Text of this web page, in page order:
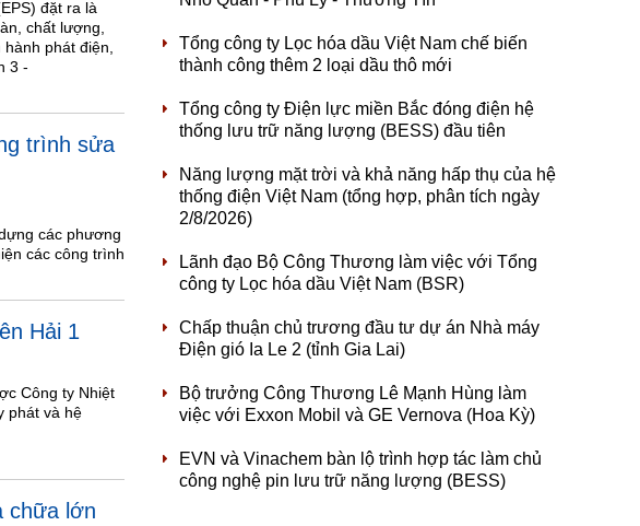
đặt ra là
chất lượng,
phát điện,
3 -
trình sửa
các phương
các công trình
Hải 1
Công ty Nhiệt
phát và hệ
chữa lớn
Tổng công ty Lọc hóa dầu Việt Nam chế biến
thành công thêm 2 loại dầu thô mới
Tổng công ty Điện lực miền Bắc đóng điện hệ
thống lưu trữ năng lượng (BESS) đầu tiên
Năng lượng mặt trời và khả năng hấp thụ của hệ
thống điện Việt Nam (tổng hợp, phân tích ngày
2/8/2026)
Lãnh đạo Bộ Công Thương làm việc với Tổng
công ty Lọc hóa dầu Việt Nam (BSR)
Chấp thuận chủ trương đầu tư dự án Nhà máy
Điện gió Ia Le 2 (tỉnh Gia Lai)
Bộ trưởng Công Thương Lê Mạnh Hùng làm
việc với Exxon Mobil và GE Vernova (Hoa Kỳ)
EVN và Vinachem bàn lộ trình hợp tác làm chủ
công nghệ pin lưu trữ năng lượng (BESS)